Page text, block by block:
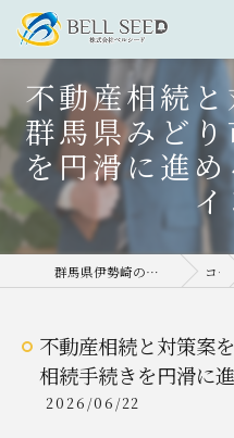
不動産相続
群馬県みど
を円滑に進
イ
群馬県伊勢崎の不動産売却なら株式会社ベルシード コラム
不動産相続と対策案
相続手続きを円滑に
2026/06/22